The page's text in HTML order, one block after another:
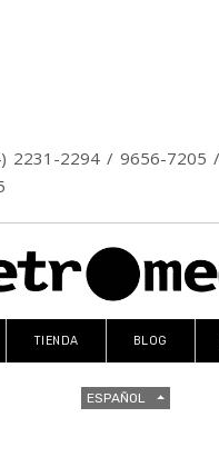
2231-2294 / 9656-7205
TIENDA BLOG
ESPAÑOL